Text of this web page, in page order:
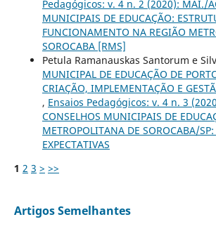
Pedagógicos: v. 4 n. 2 (2020): MAI./
MUNICIPAIS DE EDUCAÇÃO:
FUNCIONAMENTO NA REGIÃO
SOROCABA [RMS]
Petula Ramanauskas Santorum e
MUNICIPAL DE EDUCAÇÃO DE
CRIAÇÃO, IMPLEMENTAÇÃO E
, Ensaios Pedagógicos: v. 4 n. 3
CONSELHOS MUNICIPAIS DE
METROPOLITANA DE SOROCABA/
EXPECTATIVAS
1 2 3 > >>
Artigos Semelhantes